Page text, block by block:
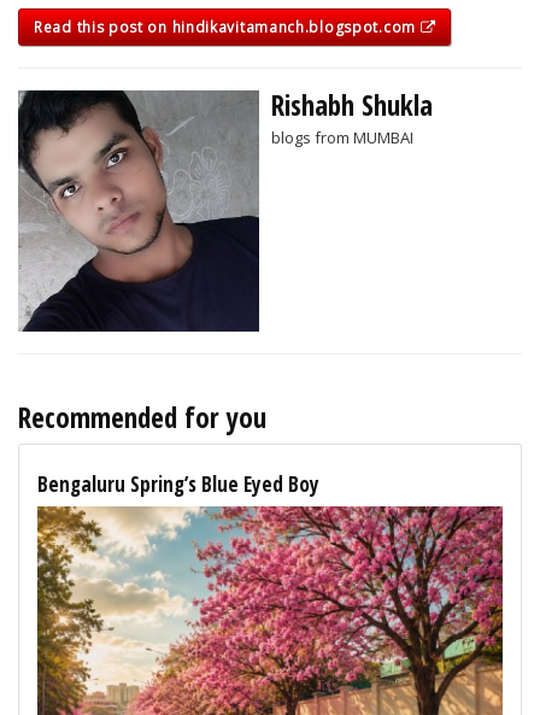
Read this post on hindikavitamanch.blogspot.com
Rishabh Shukla
blogs from MUMBAI
Recommended for you
Bengaluru Spring’s Blue Eyed Boy